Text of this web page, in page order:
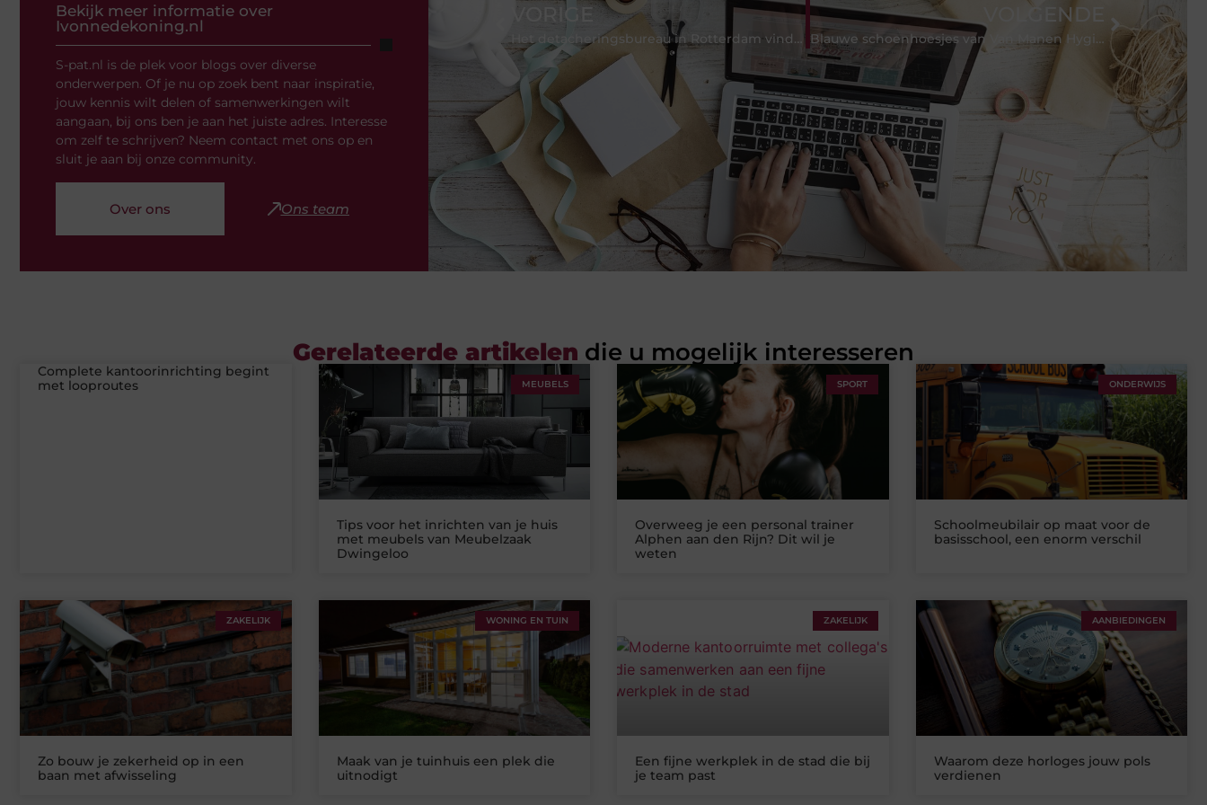
Bekijk meer informatie over
Ivonnedekoning.nl
S-pat.nl is de plek voor blogs over diverse
onderwerpen. Of je nu op zoek bent naar inspiratie,
jouw kennis wilt delen of samenwerkingen wilt
aangaan, bij ons ben je aan het juiste adres. Interesse
om zelf te schrijven? Neem contact met ons op en
sluit je aan bij onze community.
Over ons Ons team
VORIGE
Het detacheringsbureau in Rotterdam vindt de perfecte baan
VOLGENDE
Blauwe schoenhoesjes van Van Manen Hygiëneproducten
Gerelateerde artikelen die u mogelijk interesseren
Complete kantoorinrichting begint
met looproutes
MEUBELS
Tips voor het inrichten van je huis
met meubels van Meubelzaak
Dwingeloo
SPORT
Overweeg je een personal trainer
Alphen aan den Rijn? Dit wil je
weten
ONDERWIJS
Schoolmeubilair op maat voor de
basisschool, een enorm verschil
ZAKELIJK
Zo bouw je zekerheid op in een
baan met afwisseling
WONING EN TUIN
Maak van je tuinhuis een plek die
uitnodigt
ZAKELIJK
Een fijne werkplek in de stad die bij
je team past
AANBIEDINGEN
Waarom deze horloges jouw pols
verdienen